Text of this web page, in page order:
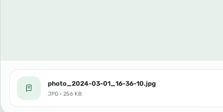
photo_2024-03-01_16-36-10.jpg
JPG · 256 KB